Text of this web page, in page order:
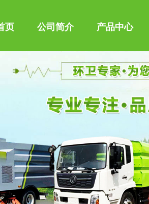
页 公司简介 产品中心
垃圾车、吸粪车、吸污车、油罐车、高空作
车、混凝土搅拌运输车、化工液体运输车、扫
。同时批发东风、解放、楚风各种二类底盘。
市场，其主导品种有洒水车、垃圾车、吸粪车
车、消防车、随车起重运输车、混凝土搅拌运